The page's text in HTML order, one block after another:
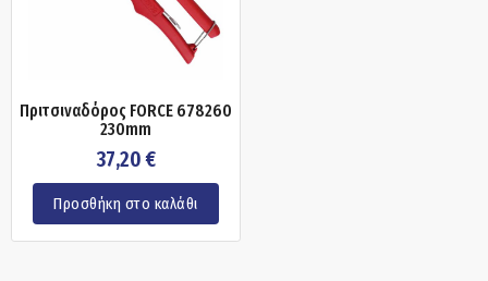
Πριτσιναδόρος FORCE 678260
230mm
37,20€
Προσθήκη στο καλάθι